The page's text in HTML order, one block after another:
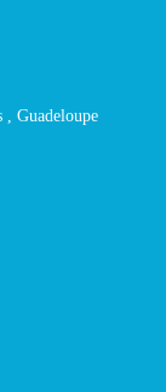
Guadeloupe